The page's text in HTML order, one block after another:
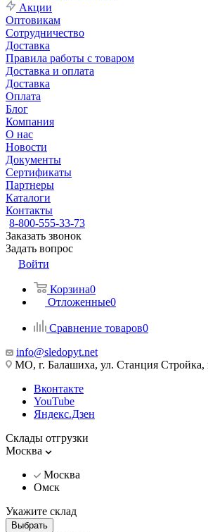
Акции
Оптовикам
Сотрудничество
Доставка
Правила работы с товаром
Доставка и оплата
Доставка
Оплата
Блог
Компания
О нас
Новости
Документы
Сертификаты
Партнеры
Каталоги
Контакты
8-800-555-33-73
Заказать звонок
Задать вопрос
Войти
Корзина0
Отложенные0
Сравнение товаров0
info@sledopyt.net
МО, г. Балашиха, ул. Станция Стройка,
Вконтакте
YouTube
Яндекс.Дзен
Склады отгрузки
Москва
Москва
Омск
Укажите склад
Выбрать